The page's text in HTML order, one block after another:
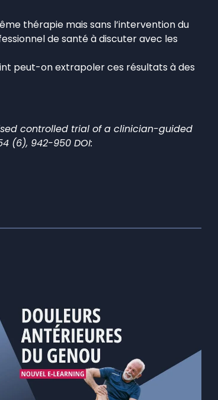
thérapie mais sans l’intervention du
de santé à discuter avec les
peut-on extrapoler ces résultats à des
controlled trial of a clinician-guided
(6), 942-950 DOI: